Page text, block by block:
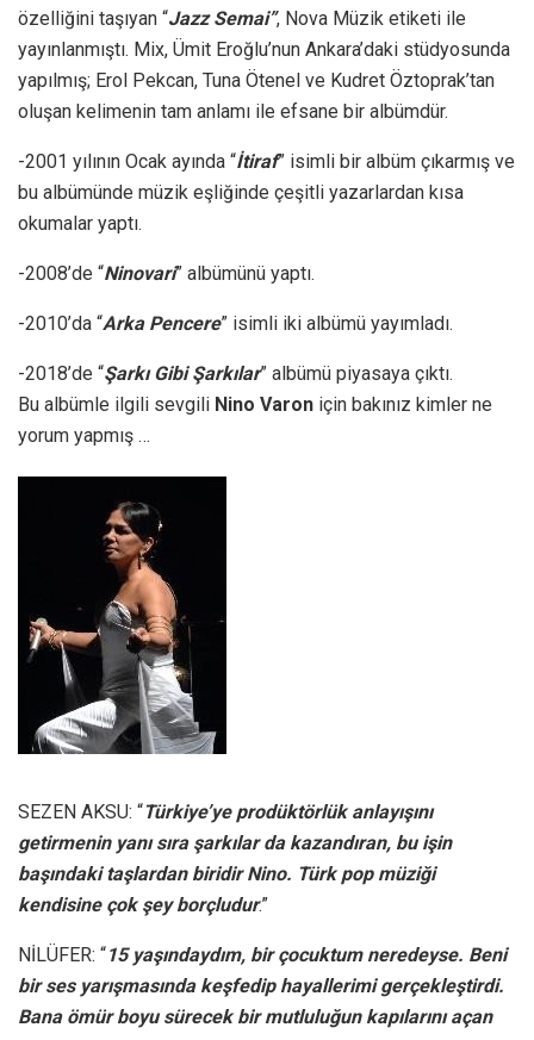
özelliğini taşıyan “Jazz Semai”, Nova Müzik etiketi ile
yayınlanmıştı. Mix, Ümit Eroğlu’nun Ankara’daki stüdyosunda
yapılmış; Erol Pekcan, Tuna Ötenel ve Kudret Öztoprak’tan
oluşan kelimenin tam anlamı ile efsane bir albümdür.
-2001 yılının Ocak ayında “İtiraf” isimli bir albüm çıkarmış ve
bu albümünde müzik eşliğinde çeşitli yazarlardan kısa
okumalar yaptı.
-2008’de “Ninovari” albümünü yaptı.
-2010’da “Arka Pencere” isimli iki albümü yayımladı.
-2018’de “Şarkı Gibi Şarkılar” albümü piyasaya çıktı.
Bu albümle ilgili sevgili Nino Varon için bakınız kimler ne
yorum yapmış …
SEZEN AKSU: “Türkiye’ye prodüktörlük anlayışını
getirmenin yanı sıra şarkılar da kazandıran, bu işin
başındaki taşlardan biridir Nino. Türk pop müziği
kendisine çok şey borçludur.”
NİLÜFER: “15 yaşındaydım, bir çocuktum neredeyse. Beni
bir ses yarışmasında keşfedip hayallerimi gerçekleştirdi.
Bana ömür boyu sürecek bir mutluluğun kapılarını açan